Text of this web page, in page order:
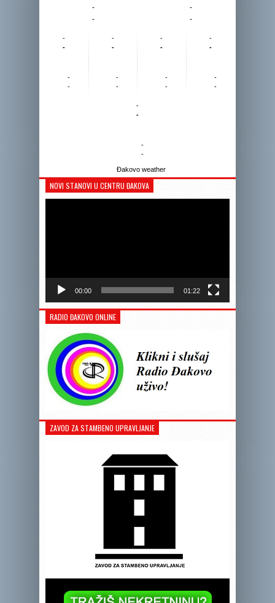
-
-
-
-
-
-
-
-
-
-
-
-
-
-
-
-
-
-
-
-
-
-
-
-
Đakovo weather
NOVI STANOVI U CENTRU ĐAKOVA
00:00 01:22
RADIO ĐAKOVO ONLINE
ZAVOD ZA STAMBENO UPRAVLJANJE